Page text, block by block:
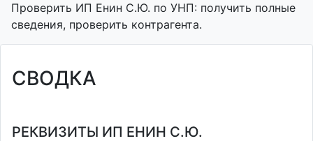
Проверить ИП Енин С.Ю. по УНП: получить полные
сведения, проверить контрагента.
СВОДКА
РЕКВИЗИТЫ ИП ЕНИН С.Ю.